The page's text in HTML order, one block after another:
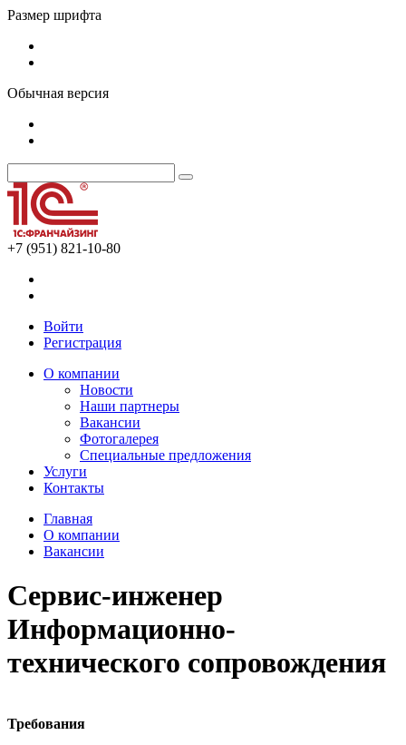
Размер шрифта
Обычная версия
+7 (951) 821-10-80
Войти
Регистрация
О компании
Новости
Наши партнеры
Вакансии
Фотогалерея
Специальные предложения
Услуги
Контакты
Главная
О компании
Вакансии
Сервис-инженер
Информационно-
технического сопровождения
Требования